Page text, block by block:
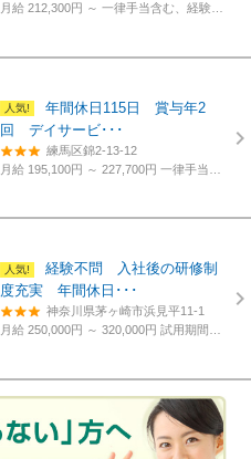
月給 212,300円 ～一律手当含む、経験・資格考慮
年間休日115日 賞与年2
回 デイサービ･･･
練馬区錦2-13-12
月給 195,100円 ～ 227,700円一律手当含む、経験・資格考慮
経験不問 入社後の研修制
度充実 年間休日･･･
神奈川県茅ヶ崎市浜見平11-1
月給 250,000円 ～ 320,000円試用期間あり。3カ月～4カ月。